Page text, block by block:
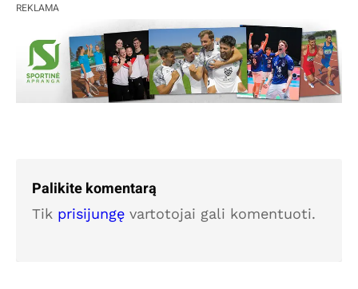
REKLAMA
Palikite komentarą
Tik prisijungę vartotojai gali komentuoti.